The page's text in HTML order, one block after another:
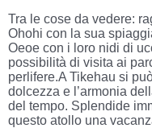
Tra le cose da vedere:
Ohohi con la sua
Oeoe con i loro nidi di
possibilità di visita ai
perlifere.A Tikehau si
dolcezza e l’armonia
del tempo. Splendide
questo atollo una